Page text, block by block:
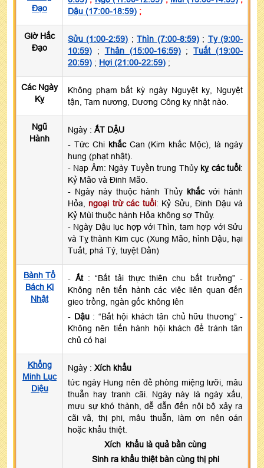
Đạo
Dậu (17:00-18:59) ;
Giờ Hắc
Đạo
Sửu (1:00-2:59) ;Thìn (7:00-8:59); Tỵ (9:00-
10:59) ; Thân (15:00-16:59);Tuất (19:00-
20:59) ; Hợi (21:00-22:59) ;
Các Ngày
Kỵ
Không phạm bất kỳ ngày Nguyệt kỵ, Nguyệt
tận, Tam nương, Dương Công kỵ nhật nào.
Ngũ
Hành
Ngày : ẤT DẬU
- Tức Chi khắcCan (Kim khắc Mộc), là ngày
hung (phạt nhật).
- Nạp Âm: Ngày Tuyền trung Thủy kỵ các tuổi:
Kỷ Mão và Đinh Mão.
- Ngày này thuộc hành Thủy khắcvới hành
Hỏa, ngoại trừ các tuổi: Kỷ Sửu, Đinh Dậu và
Kỷ Mùi thuộc hành Hỏa không sợ Thủy.
- Ngày Dậu lục hợp với Thìn, tam hợp với Sửu
và Tỵ thành Kim cục (Xung Mão, hình Dậu, hại
Tuất, phá Tý, tuyệt Dần)
Bành Tổ
Bách Kị
Nhật
- Ất: “Bất tải thực thiên chu bất trưởng” -
Không nên tiến hành các việc liên quan đến
gieo trồng, ngàn gốc không lên
- Dậu: “Bất hội khách tân chủ hữu thương” -
Không nên tiến hành hội khách để tránh tân
chủ có hại
Khổng
Minh Lục
Diệu
Ngày : Xích khẩu
tức ngày Hung nên đề phòng miệng lưỡi, mâu
thuẫn hay tranh cãi. Ngày này là ngày xấu,
mưu sự khó thành, dễ dẫn đến nội bộ xảy ra
cãi vã, thị phi, mâu thuẫn, làm ơn nên oán
hoặc khẩu thiệt.
Xích khẩu là quả bần cùng
Sinh ra khẩu thiệt bàn cùng thị phi